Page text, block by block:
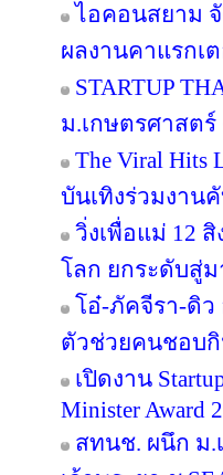
ไอคอนสยาม จั
ผลงานคาแรกเ
STARTUP
ม.เกษตรศาสต
The Viral Hits
บันเทิงร่วมงาน
วิ่งเพื่อแม่ 12
โลก ยกระดับสู่
โอ๋-ภัคจีรา-ดิว
ตัวช่วยคนชอบ
เปิดงาน
Minister Award
สทนช. ผนึก ม.